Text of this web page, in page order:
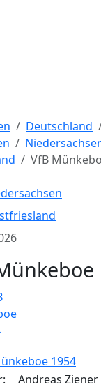
Deutschland
VfB
1954
Andreas Ziener